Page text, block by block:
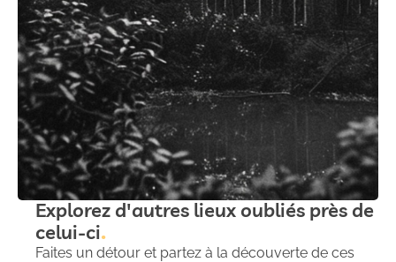
Explorez d'autres lieux oubliés près de
celui-ci
Faites un détour et partez à la découverte de ces